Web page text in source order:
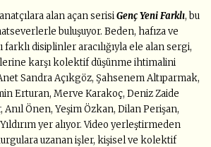
alan açan serisiGenç Yeni Farklı, bu
buluşuyor. Beden, hafıza ve
disiplinler aracılığıyla ele alan sergi,
karşı kolektif düşünme ihtimalini
Sandra Açıkgöz, Şahsenem Altıparmak,
Erturan, Merve Karakoç, Deniz Zaide
Önen, Yeşim Özkan, Dilan Perişan,
yer alıyor. Video yerleştirmeden
uzanan işler, kişisel ve kolektif